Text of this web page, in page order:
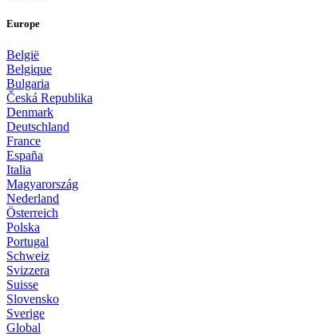
Europe
België
Belgique
Bulgaria
Česká Republika
Denmark
Deutschland
France
España
Italia
Magyarország
Nederland
Österreich
Polska
Portugal
Schweiz
Svizzera
Suisse
Slovensko
Sverige
Global